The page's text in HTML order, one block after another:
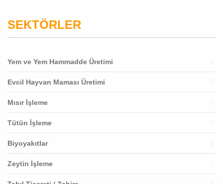
SEKTÖRLER
Yem ve Yem Hammadde Üretimi
Evcil Hayvan Maması Üretimi
Mısır İşleme
Tütün İşleme
Biyoyakıtlar
Zeytin İşleme